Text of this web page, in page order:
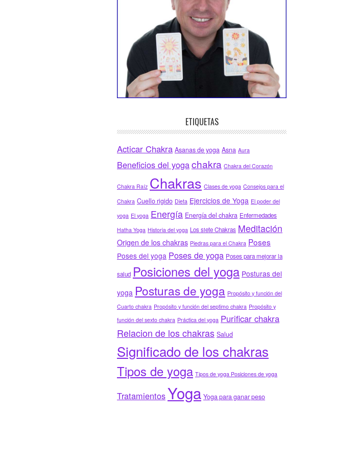
ETIQUETAS
Acticar Chakra Asanas de yoga Asna Aura
Beneficios del yogachakra Chakra del Corazón
Chakra Raíz Chakras Clases de yoga Consejos para el
Chakra Cuello rigido Dieta Ejercicios de Yoga El poder del
yoga El yoga Energía Energía del chakra Enfermedades
Hatha Yoga Historia del yoga Los siete Chakras Meditación
Origen de los chakras Piedras para el Chakra Poses
Poses del yoga Poses de yoga Poses para mejorar la
salud Posiciones del yoga Posturas del
yoga Posturas de yoga Propósito y función del
Cuarto chakra Propósito y función del septimo chakra Propósito y
función del sexto chakra Práctica del yoga Purificar chakra
Relacion de los chakras Salud
Significado de los chakras
Tipos de yoga Tipos de yoga Posiciones de yoga
TratamientosYoga Yoga para ganar peso